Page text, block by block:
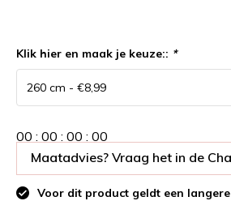
Klik hier en maak je keuze:: *
00 : 00 : 00 : 00
Maatadvies? Vraag het in de
Voor dit product geldt een